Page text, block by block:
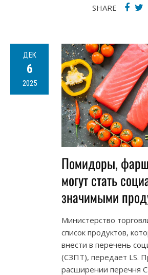
SHARE
ДЕК
6
2025
Помидоры,
могут стать
значимыми
Министерство
список продуктов,
внести в перечень
(СЗПТ), передает LS.
расширении перечня